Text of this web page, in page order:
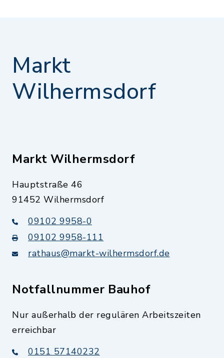
Markt
Wilhermsdorf
Markt Wilhermsdorf
Hauptstraße 46
91452 Wilhermsdorf
09102 9958-0
09102 9958-111
rathaus@markt-wilhermsdorf.de
Notfallnummer Bauhof
Nur außerhalb der regulären Arbeitszeiten
erreichbar
0151 57140232